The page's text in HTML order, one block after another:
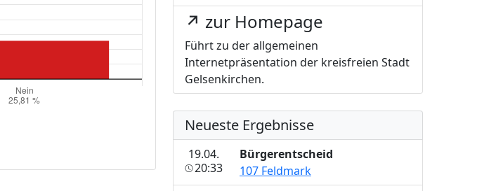
zur Homepage
Führt zu der allgemeinen
Internetpräsentation der kreisfreien Stadt
Gelsenkirchen.
Neueste Ergebnisse
19.04.
20:33
Bürgerentscheid
107 Feldmark